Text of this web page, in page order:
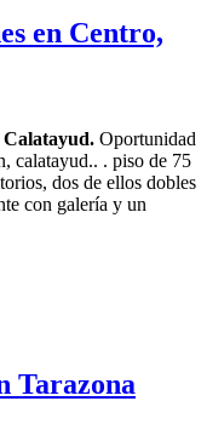
en Centro,
Calatayud. Oportunidad
calatayud.. . piso de 75
dos de ellos dobles
con galería y un
Tarazona